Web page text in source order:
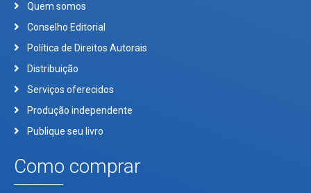
Quem somos
Conselho Editorial
Política de Direitos Autorais
Distribuição
Serviços oferecidos
Produção independente
Publique seu livro
Como comprar